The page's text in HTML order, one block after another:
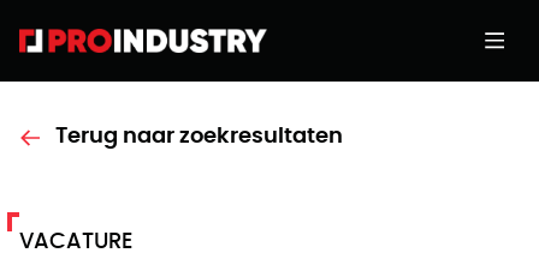
Terug naar zoekresultaten
VACATURE